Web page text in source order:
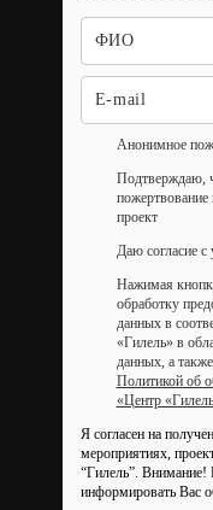
Анонимное
Подтверждаю,
пожертвование
проект
Даю согласие
Нажимая
обработку
данных в
«Гилель» в
данных, а
Политикой об
«Центр
Я согласен на
мероприятиях,
“Гилель”. Внимание!
информировать Вас